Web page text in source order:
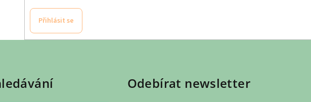
Přihlásit se
Odebírat newsletter